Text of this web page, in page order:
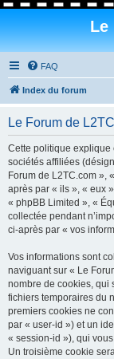
Le
FAQ
Index du forum
Le Forum de
Cette politique explique
sociétés affiliées
Forum de L2TC.com »,
après par « ils », « eux
« phpBB Limited », «
collectée pendant
ci-après par « vos
Vos informations sont
naviguant sur « Le
nombre de cookies, qui
fichiers temporaires du
premiers cookies ne
par « user-id ») et un
« session-id »), qui
Un troisième cookie